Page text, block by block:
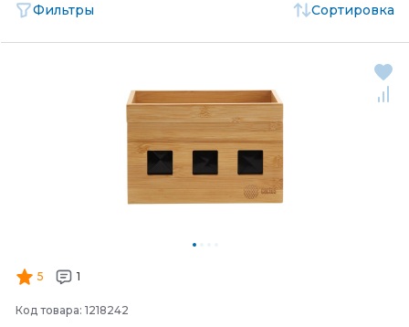
Фильтры Сортировка
5 1
Код товара: 1218242